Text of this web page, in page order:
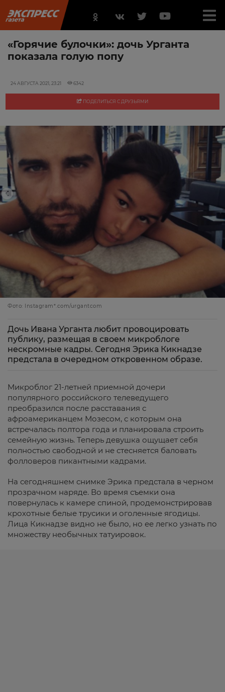
«Горячие булочки»: дочь Урганта
показала голую попу
24 АВГУСТА 2021, 23:21 6342
ПОДЕЛИТЬСЯ С ДРУЗЬЯМИ
Фото: Instagram*.com/urgantcom
Дочь Ивана Урганта любит провоцировать
публику, размещая в своем микроблоге
нескромные кадры. Сегодня Эрика Кикнадзе
предстала в очередном откровенном образе.
Микроблог 21-летней приемной дочери
популярного российского телеведущего
преобразился после расставания с
афроамериканцем Мозесом, с которым она
встречалась полтора года и планировала строить
семейную жизнь. Теперь девушка ощущает себя
полностью свободной и не стесняется баловать
фолловеров пикантными кадрами.
На сегодняшнем снимке Эрика предстала в черном
прозрачном наряде. Во время съемки она
повернулась к камере спиной, продемонстрировав
крохотные белые трусики и оголенные ягодицы.
Лица Кикнадзе видно не было, но ее легко узнать по
множеству необычных татуировок.